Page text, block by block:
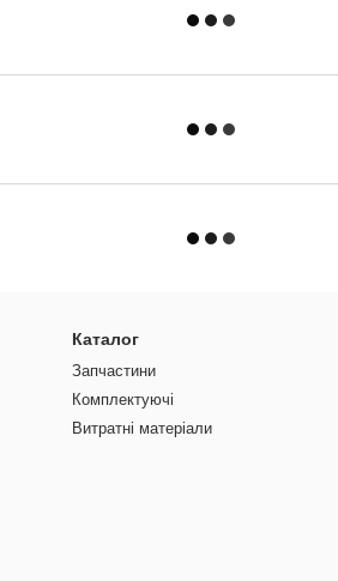
Каталог
Запчастини
Комплектуючі
Витратні матеріали